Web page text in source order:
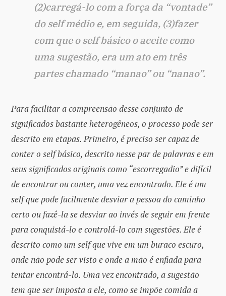
(2)carregá-lo com a força da “vontade”
do self médio e, em seguida, (3)fazer
com que o self básico o aceite como
uma sugestão, era um ato em três
partes chamado “manao” ou “nanao”.
Para facilitar a compreensão desse conjunto de
significados bastante heterogêneos, o processo pode ser
descrito em etapas. Primeiro, é preciso ser capaz de
conter o self básico, descrito nesse par de palavras e em
seus significados originais como “escorregadio” e difícil
de encontrar ou conter, uma vez encontrado. Ele é um
self que pode facilmente desviar a pessoa do caminho
certo ou fazê-la se desviar ao invés de seguir em frente
para conquistá-lo e controlá-lo com sugestões. Ele é
descrito como um self que vive em um buraco escuro,
onde não pode ser visto e onde a mão é enfiada para
tentar encontrá-lo. Uma vez encontrado, a sugestão
tem que ser imposta a ele, como se impõe comida a